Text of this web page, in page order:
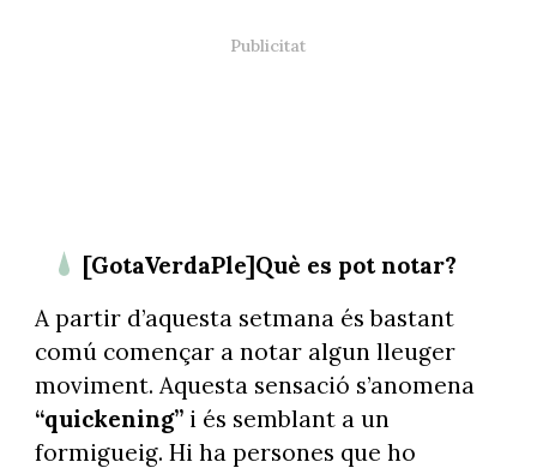
[GotaVerdaPle]Què es pot notar?
A partir d’aquesta setmana és bastant
comú començar a notar algun lleuger
moviment. Aquesta sensació s’anomena
“quickening”i és semblant a un
formigueig. Hi ha persones que ho